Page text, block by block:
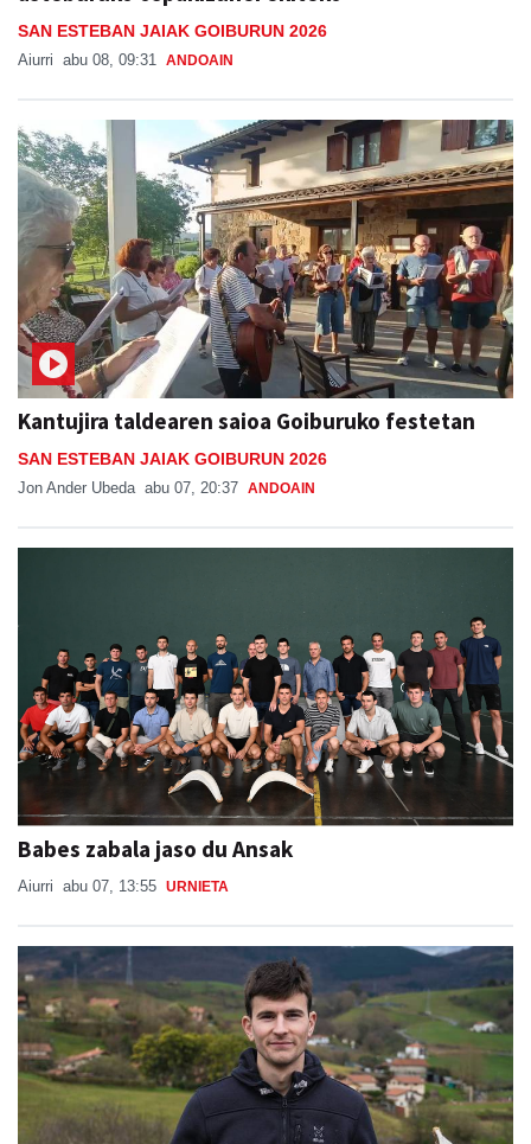
SAN ESTEBAN JAIAK GOIBURUN 2026
Aiurri abu 08, 09:31 ANDOAIN
Kantujira taldearen saioa Goiburuko festetan
SAN ESTEBAN JAIAK GOIBURUN 2026
Jon Ander Ubeda abu 07, 20:37 ANDOAIN
Babes zabala jaso du Ansak
Aiurri abu 07, 13:55 URNIETA